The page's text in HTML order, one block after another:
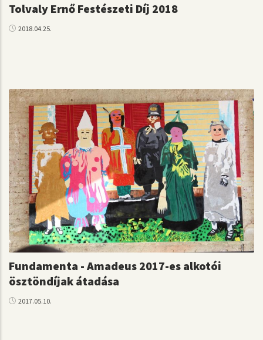
Tolvaly Ernő Festészeti Díj 2018
2018.04.25.
Fundamenta - Amadeus 2017-es alkotói
ösztöndíjak átadása
2017.05.10.